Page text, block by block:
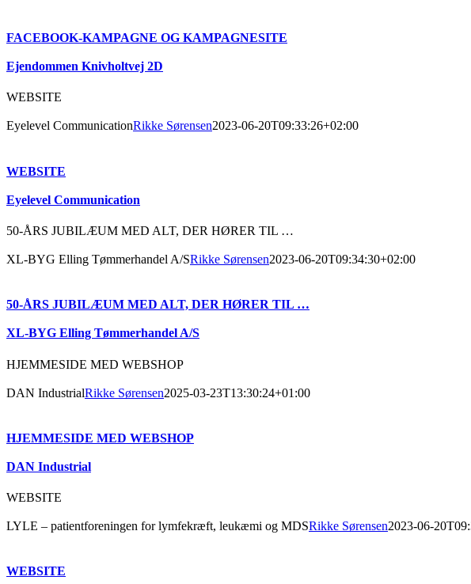
FACEBOOK-KAMPAGNE OG KAMPAGNESITE
Ejendommen Knivholtvej 2D
WEBSITE
Eyelevel CommunicationRikke Sørensen2023-06-20T09:33:26+02:00
WEBSITE
Eyelevel Communication
50-ÅRS JUBILÆUM MED ALT, DER HØRER TIL …
XL-BYG Elling Tømmerhandel A/SRikke Sørensen2023-06-20T09:34:30+02:00
50-ÅRS JUBILÆUM MED ALT, DER HØRER TIL …
XL-BYG Elling Tømmerhandel A/S
HJEMMESIDE MED WEBSHOP
DAN IndustrialRikke Sørensen2025-03-23T13:30:24+01:00
HJEMMESIDE MED WEBSHOP
DAN Industrial
WEBSITE
LYLE – patientforeningen for lymfekræft, leukæmi og MDSRikke Sørensen2023-06-
WEBSITE